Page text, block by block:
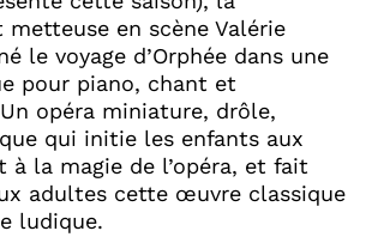
en scène Valérie
le voyage d’Orphée dans une
pour piano, chant et
opéra miniature, drôle,
qui initie les enfants aux
à la magie de l’opéra, et fait
adultes cette œuvre classique
ludique.